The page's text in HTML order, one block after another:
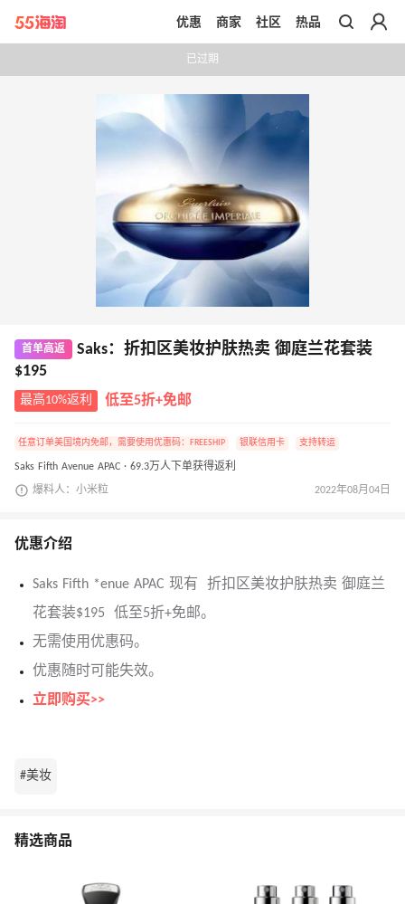
带你去官网买正品
优惠 商家 社区 热品
已过期
首单高返
Saks：折扣区美妆护肤热卖 御庭兰花套装
$195
最高10%返利 低至5折+免邮
任意订单美国境内免邮，需要使用优惠码：FREESHIP 银联信用卡 支持转运
Saks Fifth Avenue APAC · 69.3万人下单获得返利
爆料人：小米粒 2022年08月04日
优惠介绍
Saks Fifth *enue APAC 现有 折扣区美妆护肤热卖 御庭兰
花套装$195 低至5折+免邮。
无需使用优惠码。
优惠随时可能失效。
立即购买>>
#美妆
精选商品